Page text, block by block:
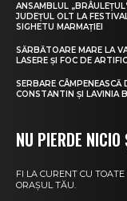
ANSAMBLUL
JUDEȚUL OLT LA
SIGHETU MARMAȚIEI
SĂRBĂTOARE MARE LA
LASERE ȘI FOC DE
SERBARE
CONSTANTIN ȘI LAVINIA
NU PIERDE NICIO
FI LA CURENT CU
ORAȘUL TĂU.